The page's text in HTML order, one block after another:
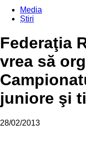
Media
Știri
Federaţia
vrea să
juniore şi
28/02/2013